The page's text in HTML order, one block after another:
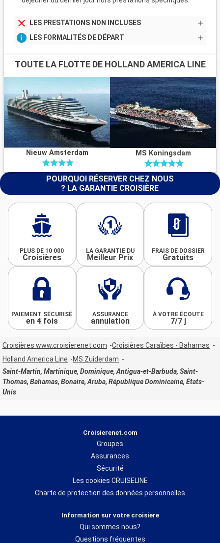
LES PRESTATIONS NON INCLUSES
LES FORMALITÉS DE DÉPART
TOUTE LA FLOTTE DE HOLLAND AMERICA LINE
Nieuw Amsterdam MS Koningsdam
POURQUOI RÉSERVER CHEZ NOUS
? LA GARANTIE CROISIÈRE
PLUS DE 10 000
Croisières
LA GARANTIE DU
Meilleur Prix
FRAIS DE DOSSIER
Gratuits
PAIEMENT SÉCURISÉ
en 4 fois
ASSURANCE
annulation
À VOTRE ÉCOUTE
7/7 j
Croisières www.croisierenet.com
Croisières Caraïbes - Bahamas
Holland America Line
MS Zuiderdam
Saint-Martin, Martinique, Dominique, Antigua-et-Barbuda, Saint-
Thomas, Bahamas, Bonaire, Aruba, République Dominicaine, États-
Unis
Croisierenet.com
Groupes
Assurances
Sécurité
Les cookies CRUISELINE
Charte de protection des données personnelles
Information sur votre croisiere
Qui sommes nous?
Questions fréquentes